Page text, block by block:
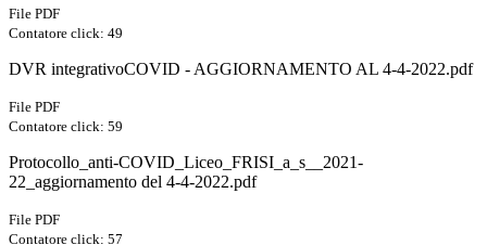
File PDF
Contatore click: 49
DVR integrativoCOVID - AGGIORNAMENTO AL 4-4-2022.pdf
File PDF
Contatore click: 59
Protocollo_anti-COVID_Liceo_FRISI_a_s__2021-
22_aggiornamento del 4-4-2022.pdf
File PDF
Contatore click: 57